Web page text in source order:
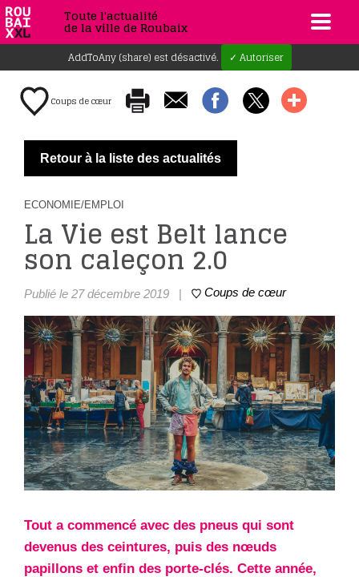
Toute l'actualité
de la ville de Roubaix
AddToAny (share) est désactivé. ✓ Autoriser
Coups de cœur
Retour à la liste des actualités
ECONOMIE/EMPLOI
La Vie est Belt lance
son caleçon 2.0
Publié le 27 décembre 2019 | Coups de cœur
Tout a commencé avec des pneus qui sont
devenus des ceintures, puis des nœuds
papillons et enfin des porte-clés. Cette année,